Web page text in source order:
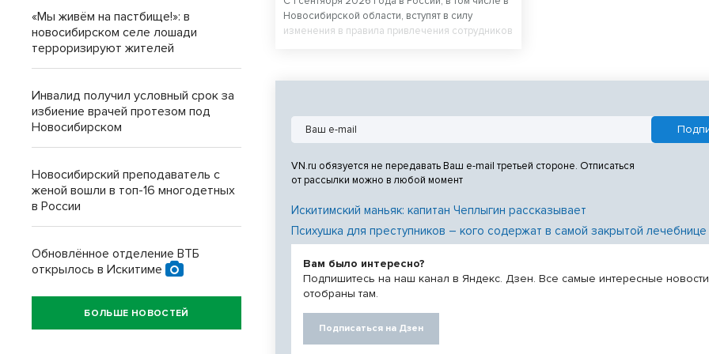
Новосибирской области, вступят в силу
изменения в правила привлечения сотрудников
VN.ru обязуется не передавать Ваш e-mail третьей стороне. Отписаться
от рассылки можно в любой момент
Искитимский маньяк: капитан Чеплыгин рассказывает
Психушка для преступников – кого содержат в самой закрытой
Вам было интересно?
Подпишитесь на наш канал в Яндекс. Дзен. Все самые интересные новости
отобраны там.
Подписаться на Дзен
«Мы живём на пастбище!»: в
новосибирском селе лошади
терроризируют жителей
Инвалид получил условный срок за
избиение врачей протезом под
Новосибирском
Новосибирский преподаватель с
женой вошли в топ-16 многодетных
в России
Обновлённое отделение ВТБ
открылось в Искитиме
БОЛЬШЕ НОВОСТЕЙ